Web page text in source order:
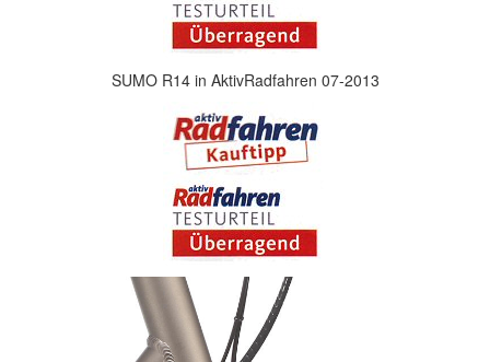
SUMO R14 in AktivRadfahren 07-2013